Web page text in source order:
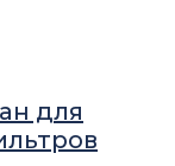
для